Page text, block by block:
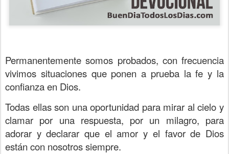
Permanentemente somos probados, con frecuencia
vivimos situaciones que ponen a prueba la fe y la
confianza en Dios.
Todas ellas son una oportunidad para mirar al cielo y
clamar por una respuesta, por un milagro, para
adorar y declarar que el amor y el favor de Dios
están con nosotros siempre.